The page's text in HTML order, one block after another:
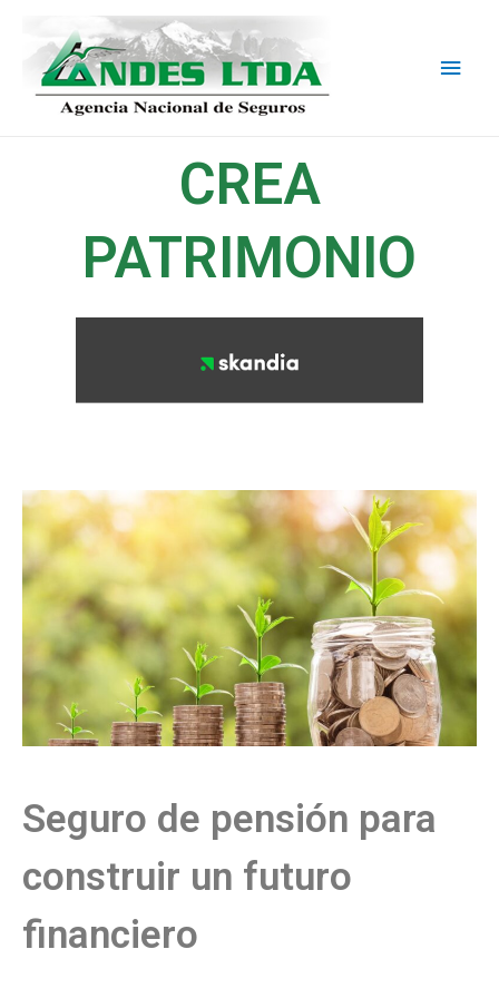
CREA
PATRIMONIO
Seguro de pensión para
construir un futuro
financiero